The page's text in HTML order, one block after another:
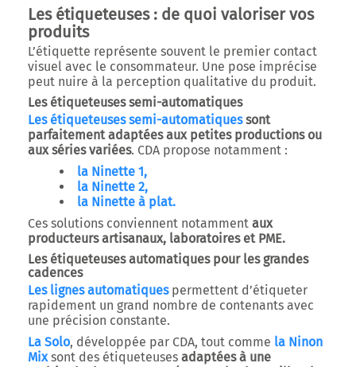
Les étiqueteuses : de quoi valoriser vos
produits
L’étiquette représente souvent le premier contact
visuel avec le consommateur. Une pose imprécise
peut nuire à la perception qualitative du produit.
Les étiqueteuses semi-automatiques
Les étiqueteuses semi-automatiques sont
parfaitement adaptées aux petites productions ou
aux séries variées. CDA propose notamment :
la Ninette 1,
la Ninette 2,
la Ninette à plat.
Ces solutions conviennent notamment aux
producteurs artisanaux, laboratoires et PME.
Les étiqueteuses automatiques pour les grandes
cadences
Les lignes automatiquespermettent d’étiqueter
rapidement un grand nombre de contenants avec
une précision constante.
La Solo, développée par CDA, tout comme la Ninon
Mixsont des étiqueteuses adaptées à une